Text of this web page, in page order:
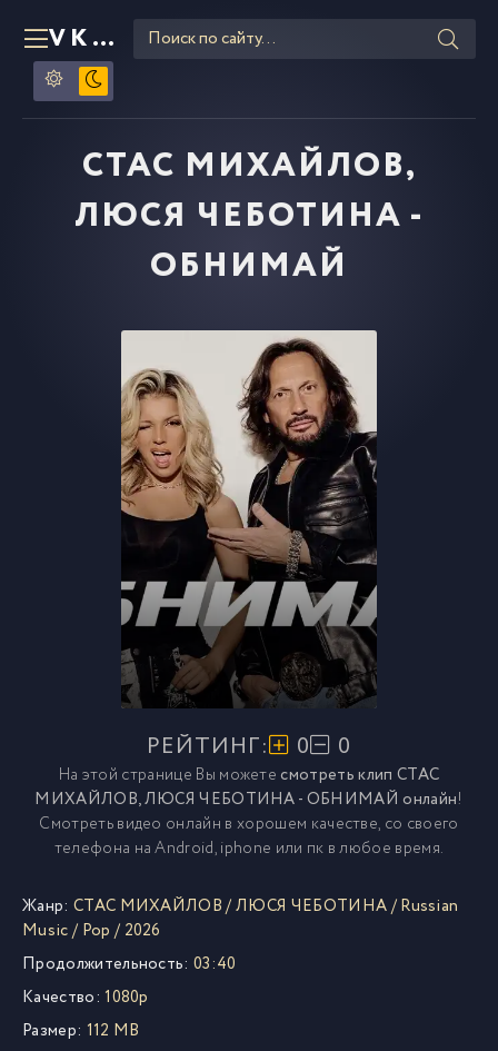
VKLIPE RU
СТАС МИХАЙЛОВ,
ЛЮСЯ ЧЕБОТИНА -
ОБНИМАЙ
РЕЙТИНГ: 0 0
На этой странице Вы можетесмотреть клип СТАС
МИХАЙЛОВ, ЛЮСЯ ЧЕБОТИНА - ОБНИМАЙ онлайн!
Смотреть видео онлайн в хорошем качестве, со своего
телефона на Android, iphone или пк в любое время.
Жанр: СТАС МИХАЙЛОВ/ЛЮСЯ ЧЕБОТИНА/Russian
Music/ Pop / 2026
Продолжительность: 03:40
Качество: 1080p
Размер: 112 MB